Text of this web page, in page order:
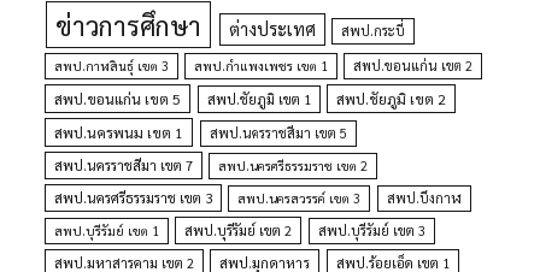
ข่าวการศึกษา ต่างประเทศ สพป.กระบี่
สพป.กาฬสินธุ์ เขต 3 สพป.กำแพงเพชร เขต 1 สพป.ขอนแก่น เขต 2
สพป.ขอนแก่น เขต 5 สพป.ชัยภูมิ เขต 1
สพป.ชัยภูมิ เขต 2
สพป.นครพนม เขต 1
สพป.นครราชสีมา เขต 5
สพป.นครราชสีมา เขต 7
สพป.นครศรีธรรมราช เขต 2
สพป.นครศรีธรรมราช เขต 3 สพป.นครสวรรค์ เขต 3
สพป.บึงกาฬ
สพป.บุรีรัมย์ เขต 1
สพป.บุรีรัมย์ เขต 2
สพป.บุรีรัมย์ เขต 3
สพป.มหาสารคาม เขต 2
สพป.มุกดาหาร สพป.ร้อยเอ็ด เขต 1